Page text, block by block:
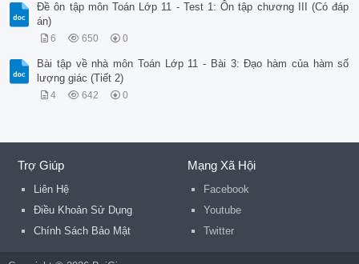
Đề ôn tập môn Toán Lớp 11 - Test 1: Ôn tập chương III (Có đáp
án)
6 650 0
Bài tập về nhà môn Toán Lớp 11 - Bài 3: Đạo hàm của hàm số
lượng giác (Tiết 2)
4 642 0
Trợ Giúp
Liên Hệ
Điều Khoản Sử Dụng
Chính Sách Bảo Mật
Mạng Xã Hội
Facebook
Youtube
Twitter